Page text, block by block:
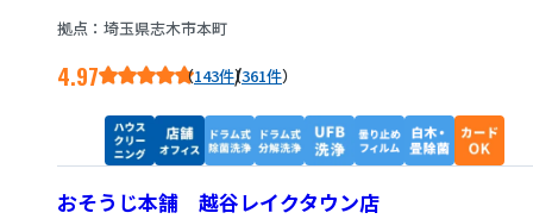
拠点：埼玉県志木市本町
4.97 143件/361件
おそうじ本舗 越谷レイクタウン店